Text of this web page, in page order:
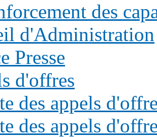
des
d'Administration
Presse
d'offres
des appels
des appels